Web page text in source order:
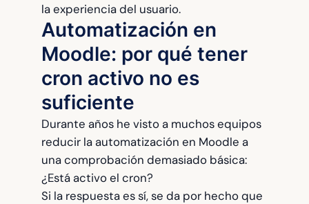
la experiencia del usuario.
Automatización en
Moodle: por qué tener
cron activo no es
suficiente
Durante años he visto a muchos equipos
reducir la automatización en Moodle a
una comprobación demasiado básica:
¿Está activo el cron?
Si la respuesta es sí, se da por hecho que